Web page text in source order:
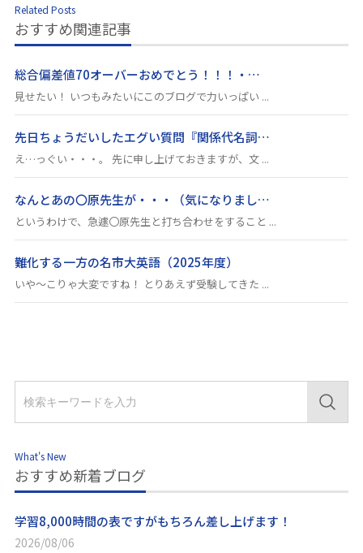
Related Posts
おすすめ関連記事
総合偏差値70オーバーおめでとう！！！・…
見せたい！ いつもみたいにこのブログで力いっぱい ...
先日ちょうだいしたエグい質問『関係代名詞…
え…っぐい・・・。 先に申し上げておきますが、文 ...
なんとあの〇原先生が・・・（気になりまし…
というわけで、急遽〇原先生と打ち合わせをすること ...
難化する一方の名市大英語（2025年度）
いや～こりゃ大変ですね！ とりあえず受験してきた ...
What's New
おすすめ新着ブログ
学習8,000時間の表ですがもちろん差し上げます！
2026/08/06